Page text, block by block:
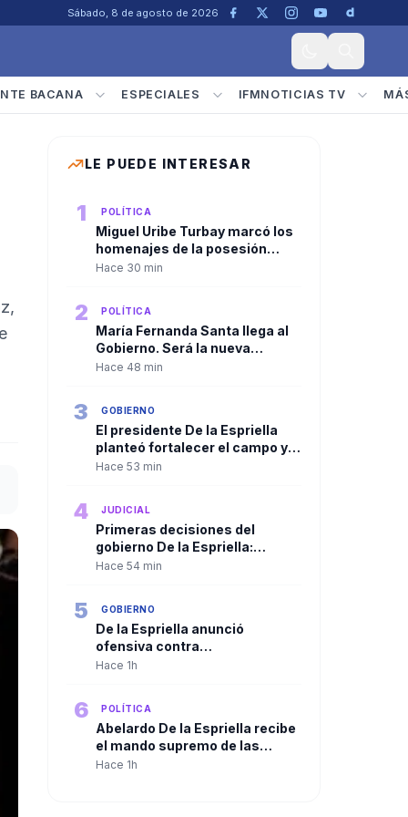
Sábado, 8 de agosto de 2026
BACANA ESPECIALES IFMNOTICIAS TV
LE PUEDE INTERESAR
1 POLÍTICA
Miguel Uribe Turbay marcó los
homenajes de la posesión
presidencial de Abelardo De la
Hace 30 min
2 POLÍTICA
María Fernanda Santa llega al
Gobierno. Será la nueva
viceministra de
Hace 48 min
3 GOBIERNO
El presidente De la Espriella
planteó fortalecer el campo y
ampliar la presencia del Estado
Hace 53 min
4 JUDICIAL
Primeras decisiones del
gobierno De la Espriella:
Trasladan a más de 100
Hace 54 min
5 GOBIERNO
De la Espriella anunció
ofensiva contra
organizaciones criminales y
Hace 1h
6 POLÍTICA
Abelardo De la Espriella recibe
el mando supremo de las
Fuerzas Militares en solemne
Hace 1h